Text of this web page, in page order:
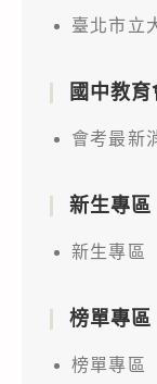
臺北市立
國中教
會考最新
新生專區
新生專區
榜單專區
榜單專區